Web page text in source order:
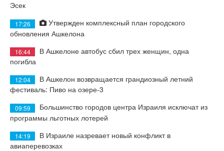
Эсек
17:26
Утвержден комплексный план городского
обновления Ашкелона
16:44
В Ашкелоне автобус сбил трех женщин, одна
погибла
12:04
В Ашкелон возвращается грандиозный летний
фестиваль: Пиво на озере-3
09:59
Большинство городов центра Израиля исключат из
программы льготных лотерей
14:19
В Израиле назревает новый конфликт в
авиаперевозках